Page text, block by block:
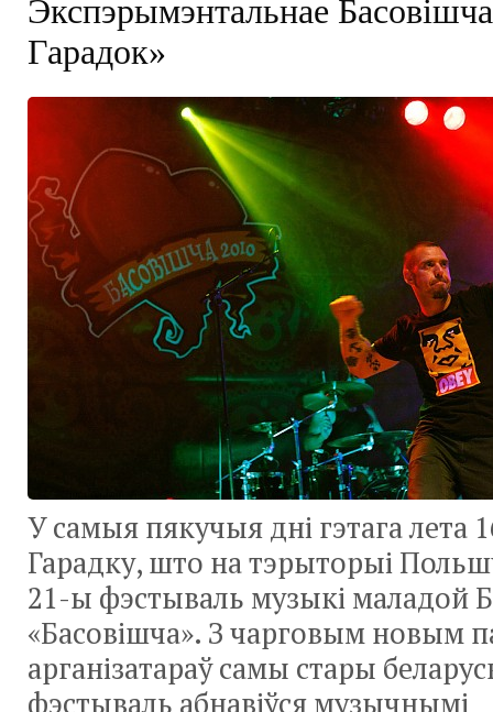
Экспэрымэнтальнае
Гарадок»
У самыя пякучыя дні гэтага лета
Гарадку, што на тэрыторыі
21-ы фэстываль музыкі маладой
«Басовішча». З чарговым новым
арганізатараў самы стары
фэстываль абнавіўся музычнымі